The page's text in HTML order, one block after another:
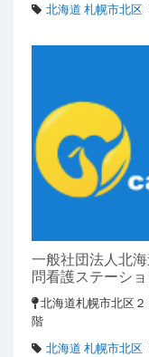
北海道 札幌市北区
一般社団法人北
問看護ステーシ
北海道札幌市北区
階
北海道 札幌市北区